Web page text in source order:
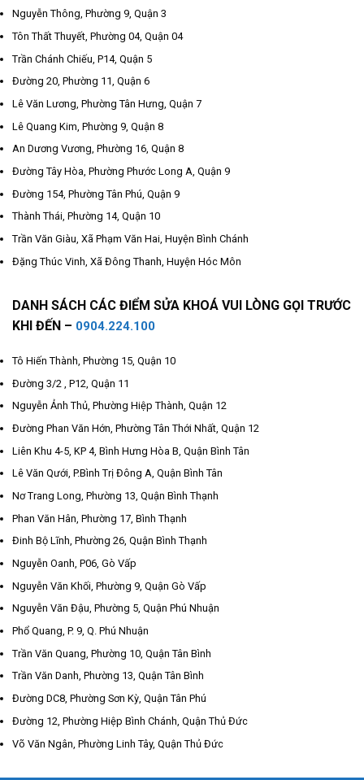
Nguyễn Thông, Phường 9, Quận 3
Tôn Thất Thuyết, Phường 04, Quận 04
Trần Chánh Chiếu, P14, Quận 5
Đường 20, Phường 11, Quận 6
Lê Văn Lương, Phường Tân Hưng, Quận 7
Lê Quang Kim, Phường 9, Quận 8
An Dương Vương, Phường 16, Quận 8
Đường Tây Hòa, Phường Phước Long A, Quận 9
Đường 154, Phường Tân Phú, Quận 9
Thành Thái, Phường 14, Quận 10
Trần Văn Giàu, Xã Phạm Văn Hai, Huyện Bình Chánh
Đặng Thúc Vinh, Xã Đông Thanh, Huyện Hóc Môn
DANH SÁCH CÁC ĐIỂM SỬA KHOÁ VUI LÒNG GỌI TRƯỚC
KHI ĐẾN – 0904.224.100
Tô Hiến Thành, Phường 15, Quận 10
Đường 3/2 , P12, Quận 11
Nguyễn Ảnh Thủ, Phường Hiệp Thành, Quận 12
Đường Phan Văn Hớn, Phường Tân Thới Nhất, Quận 12
Liên Khu 4-5, KP 4, Bình Hưng Hòa B, Quận Bình Tân
Lê Văn Qưới, P.Bình Trị Đông A, Quận Bình Tân
Nơ Trang Long, Phường 13, Quận Bình Thạnh
Phan Văn Hân, Phường 17, Bình Thạnh
Đinh Bộ Lĩnh, Phường 26, Quận Bình Thạnh
Nguyễn Oanh, P06, Gò Vấp
Nguyễn Văn Khối, Phường 9, Quận Gò Vấp
Nguyễn Văn Đậu, Phường 5, Quận Phú Nhuận
Phổ Quang, P. 9, Q. Phú Nhuận
Trần Văn Quang, Phường 10, Quận Tân Bình
Trần Văn Danh, Phường 13, Quận Tân Bình
Đường DC8, Phường Sơn Kỳ, Quận Tân Phú
Đường 12, Phường Hiệp Bình Chánh, Quận Thủ Đức
Võ Văn Ngân, Phường Linh Tây, Quận Thủ Đức